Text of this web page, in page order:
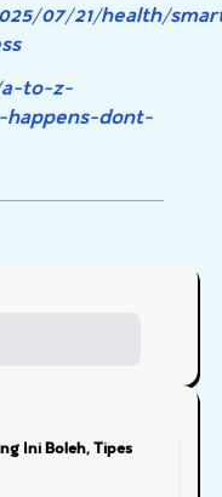
07/21/health/
a-to-z-
happens-dont-
Ini Boleh, Tipes